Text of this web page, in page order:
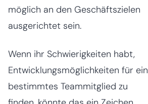
möglich an den Geschäftszielen
ausgerichtet sein.
Wenn ihr Schwierigkeiten habt,
Entwicklungsmöglichkeiten für ein
bestimmtes Teammitglied zu